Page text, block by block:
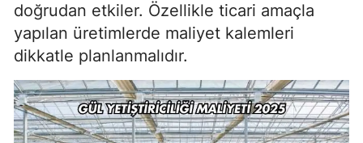
doğrudan etkiler. Özellikle ticari amaçla
yapılan üretimlerde maliyet kalemleri
dikkatle planlanmalıdır.